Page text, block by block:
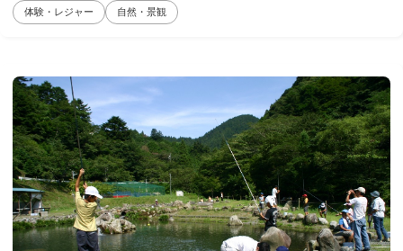
体験・レジャー 自然・景観